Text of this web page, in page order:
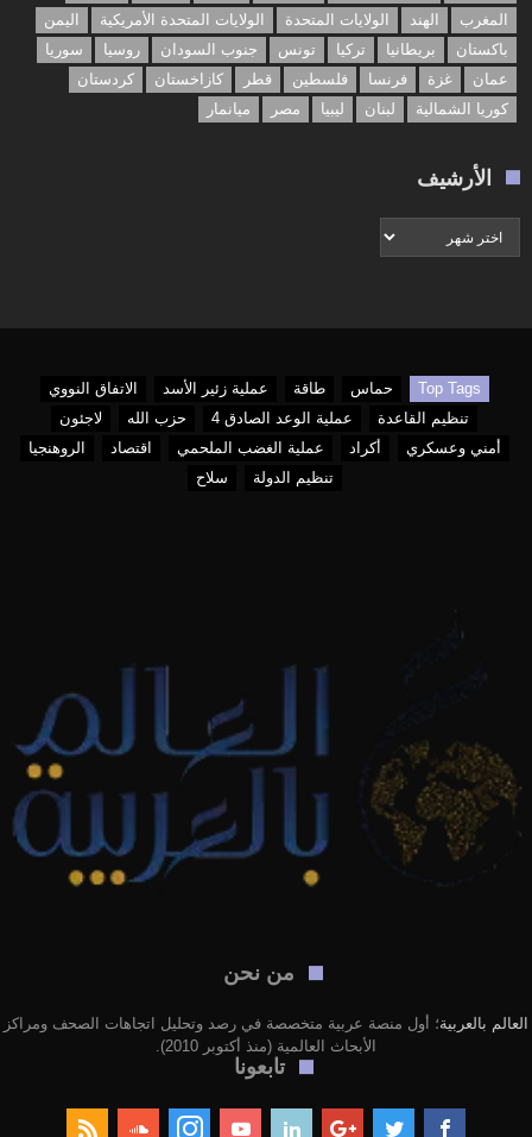
المغرب
الهند الولايات المتحدة الولايات المتحدة الأمريكية
اليمن
باكستان
بريطانيا تركيا تونس جنوب السودان روسيا
سوريا
عمان
غزة فرنسا فلسطين قطر كازاخستان
كردستان
كوريا الشمالية
لبنان ليبيا مصر ميانمار
الأرشيف
الأرشيف
Top Tags حماس طاقة عملية زئير الأسد
الاتفاق النووي
تنظيم القاعدة
عملية الوعد الصادق 4 حزب الله
لاجئون
أمني وعسكري
أكراد عملية الغضب الملحمي اقتصاد
الروهنجيا
تنظيم الدولة
سلاح
من نحن
العالم بالعربية؛ أول منصة عربية متخصصة في رصد وتحليل اتجاهات الصحف ومراكز
الأبحاث العالمية (منذ أكتوبر 2010).
تابعونا